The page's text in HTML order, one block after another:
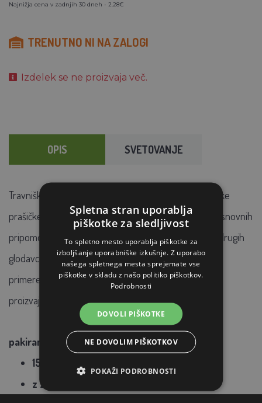
Najnižja cena v zadnjih 30 dneh - 2.28€
TRENUTNO NI NA ZALOGI
Izdelek se ne proizvaja več.
OPIS SVETOVANJE
Travniško seno z zelišči - stelja in krma za zajce, morske
prašičke, hrčke in druge glodavce. Senoje eden od osnovnih
pripomočkov za vzrejo kuncev, morskih prašičkov in drugih
glodavcev.
Travniško seno z zeliščije naravna stelja
primeren
dodatek krmiza vašega ljubljenčka. Češki
proizvajalec.
pakiranje:
15 l
z zelišči
Spletna stran uporablja
piškotke za sledljivost
To spletno mesto uporablja piškotke za
izboljšanje uporabniške izkušnje. Z uporabo
našega spletnega mesta sprejemate vse
piškotke v skladu z našo politiko piškotkov.
Podrobnosti
DOVOLI PIŠKOTKE
NE DOVOLIM PIŠKOTKOV
POKAŽI PODROBNOSTI